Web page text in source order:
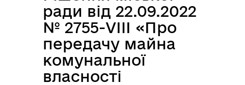
громади»
громади – ліжок
дорослих, у
державну
власність»
ради від 22.09.2022
№ 2755-VIII «Про
передачу майна
комунальної
власності